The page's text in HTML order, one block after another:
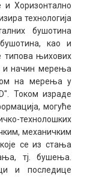
Хоризонтално
технологија
бушотина
бушотина, као и
типова њихових
и начин мерења
на мерења у
Током израде
могуће
технолошких
механичким
се из стања
тј. бушења.
и последице